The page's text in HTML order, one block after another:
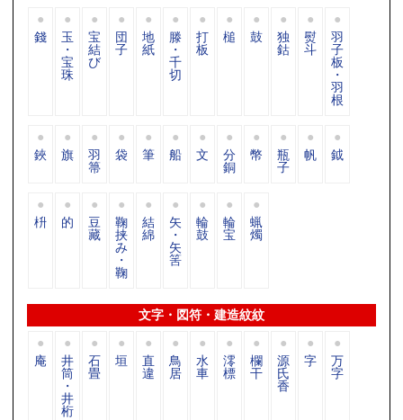
錢 玉
・
宝
珠
宝
結
び
団
子
地
紙
滕
・
千
切
打
板
槌 鼓 独
鈷
熨
斗
羽
子
板
・
羽
根
鋏 旗 羽
箒
袋 筆 船 文 分
銅
幣 瓶
子
帆 鉞
枡 的 豆
藏
鞠
挟
み
・
鞠
結
綿
矢
・
矢
筈
輪
鼓
輪
宝
蝋
燭
文字・図符・建造紋紋
庵 井
筒
・
井
桁
石
畳
垣 直
違
鳥
居
水
車
澪
標
欄
干
源
氏
香
字 万
字